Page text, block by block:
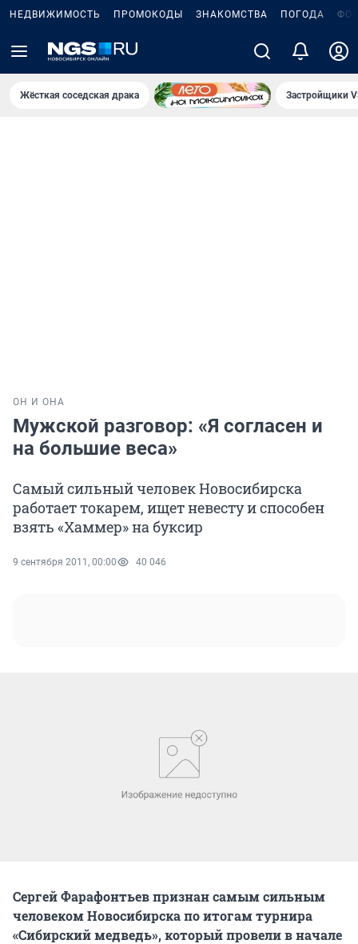
НЕДВИЖИМОСТЬ ПРОМОКОДЫ ЗНАКОМСТВА ПОГОДА
Жёсткая соседская драка Застройщики
ОН И ОНА
Мужской разговор: «Я согласен и
на большие веса»
Самый сильный человек Новосибирска
работает токарем, ищет невесту и способен
взять «Хаммер» на буксир
9 сентября 2011, 00:00 40 046
Сергей Фарафонтьев признан самым сильным
человеком Новосибирска по итогам турнира
«Сибирский медведь», который провели в начале